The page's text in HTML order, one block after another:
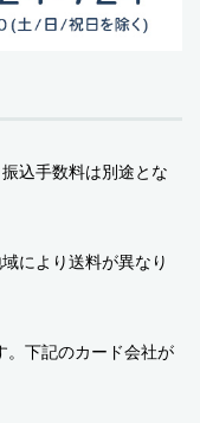
込手数料は別途とな
により送料が異なり
。下記のカード会社が